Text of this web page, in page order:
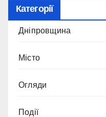
Категорії
Дніпровщина
Місто
Огляди
Події